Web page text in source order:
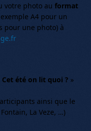
votre photo au format
A4 pour un
pour une photo) à
Cet été on lit quoi ? »
ainsi que le
La Veze, …)